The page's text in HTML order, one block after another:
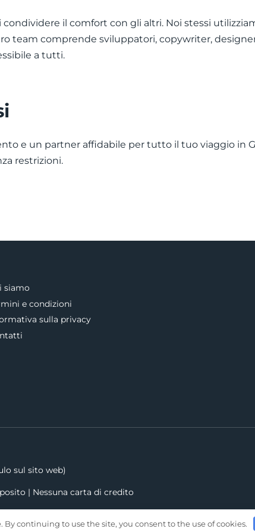
il comfort con gli altri. Noi stessi
team comprende sviluppatori, copywriter,
a tutti.
e un partner affidabile per tutto il tuo viaggio in
restrizioni.
siamo
e condizioni
sulla privacy
sul sito web)
| Nessuna carta di credito
continuing to use the site, you consent to the use of cookies.